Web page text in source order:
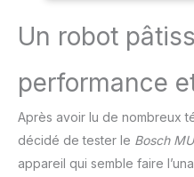
Un robot
performance
Après avoir lu de nombreux
décidé de tester le Bosch
appareil qui semble faire